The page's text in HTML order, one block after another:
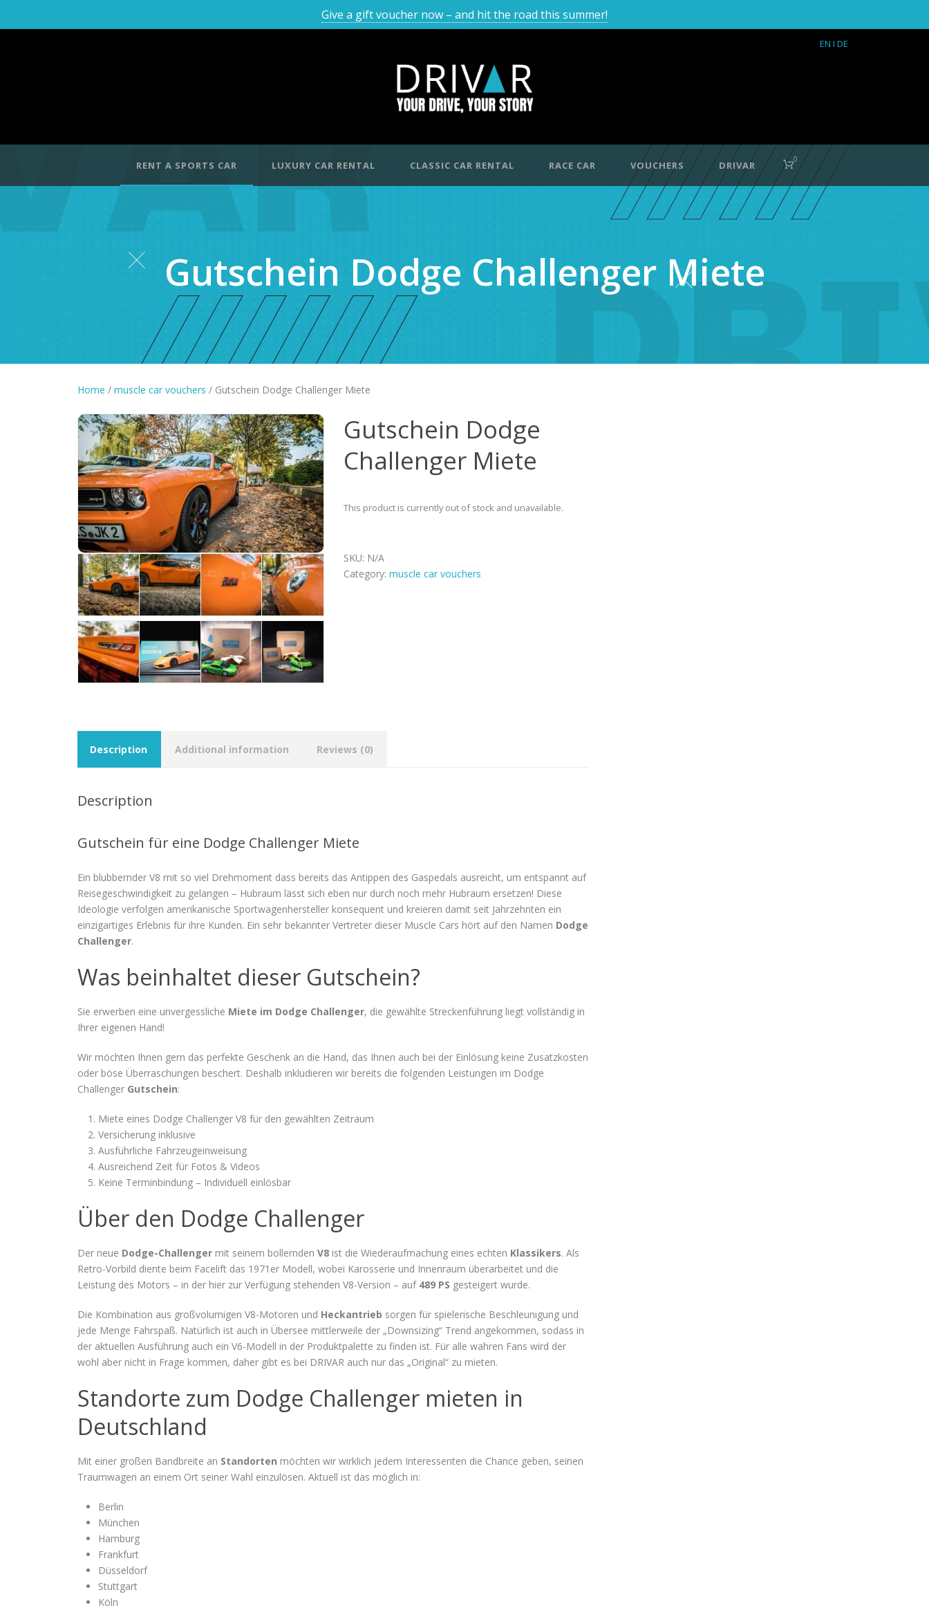
Give a gift voucher now – and hit the road this summer!
EN I DE
RENT A SPORTS CAR LUXURY CAR RENTAL CLASSIC CAR RENTAL RACE CAR VOUCHERS DRIVAR 0
Gutschein Dodge Challenger Miete
Home / muscle car vouchers / Gutschein Dodge Challenger Miete
Gutschein Dodge
Challenger Miete
This product is currently out of stock and unavailable.
SKU: N/A
Category: muscle car vouchers
Description Additional information Reviews (0)
Description
Gutschein für eine Dodge Challenger Miete
Ein blubbernder V8 mit so viel Drehmoment dass bereits das Antippen des Gaspedals ausreicht, um entspannt auf
Reisegeschwindigkeit zu gelangen – Hubraum lässt sich eben nur durch noch mehr Hubraum ersetzen! Diese
Ideologie verfolgen amerikanische Sportwagenhersteller konsequent und kreieren damit seit Jahrzehnten ein
einzigartiges Erlebnis für ihre Kunden. Ein sehr bekannter Vertreter dieser Muscle Cars hört auf den Namen Dodge
Challenger.
Was beinhaltet dieser Gutschein?
Sie erwerben eine unvergessliche Miete im Dodge Challenger, die gewählte Streckenführung liegt vollständig in
Ihrer eigenen Hand!
Wir möchten Ihnen gern das perfekte Geschenk an die Hand, das Ihnen auch bei der Einlösung keine Zusatzkosten
oder böse Überraschungen beschert. Deshalb inkludieren wir bereits die folgenden Leistungen im Dodge
Challenger Gutschein:
Miete eines Dodge Challenger V8 für den gewählten Zeitraum
Versicherung inklusive
Ausführliche Fahrzeugeinweisung
Ausreichend Zeit für Fotos & Videos
Keine Terminbindung – Individuell einlösbar
Über den Dodge Challenger
Der neue Dodge-Challenger mit seinem bollernden V8 ist die Wiederaufmachung eines echten Klassikers. Als
Retro-Vorbild diente beim Facelift das 1971er Modell, wobei Karosserie und Innenraum überarbeitet und die
Leistung des Motors – in der hier zur Verfügung stehenden V8-Version – auf 489 PS gesteigert wurde.
Die Kombination aus großvolumigen V8-Motoren und Heckantrieb sorgen für spielerische Beschleunigung und
jede Menge Fahrspaß. Natürlich ist auch in Übersee mittlerweile der „Downsizing“ Trend angekommen, sodass in
der aktuellen Ausführung auch ein V6-Modell in der Produktpalette zu finden ist. Für alle wahren Fans wird der
wohl aber nicht in Frage kommen, daher gibt es bei DRIVAR auch nur das „Original“ zu mieten.
Standorte zum Dodge Challenger mieten in
Deutschland
Mit einer großen Bandbreite an Standorten möchten wir wirklich jedem Interessenten die Chance geben, seinen
Traumwagen an einem Ort seiner Wahl einzulösen. Aktuell ist das möglich in:
Berlin
München
Hamburg
Frankfurt
Düsseldorf
Stuttgart
Köln